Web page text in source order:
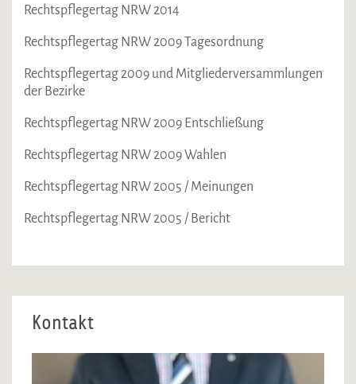
Rechtspflegertag NRW 2014
Rechtspflegertag NRW 2009 Tagesordnung
Rechtspflegertag 2009 und Mitgliederversammlungen
der Bezirke
Rechtspflegertag NRW 2009 Entschließung
Rechtspflegertag NRW 2009 Wahlen
Rechtspflegertag NRW 2005 / Meinungen
Rechtspflegertag NRW 2005 / Bericht
Kontakt